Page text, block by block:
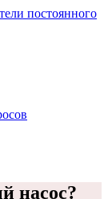
постоянного
насос?